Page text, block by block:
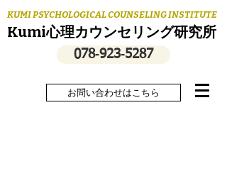
KUMI PSYCHOLOGICAL COUNSELING INSTITUTE
Kumi心理カウンセリング研究所
078‐923‐5287
お問い合わせはこちら